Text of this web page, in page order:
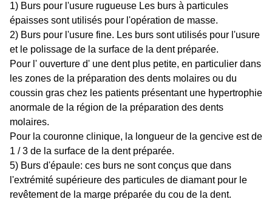
1) Burs pour l'usure rugueuse Les burs à particules
épaisses sont utilisés pour l'opération de masse.
2) Burs pour l'usure fine. Les burs sont utilisés pour l'usure
et le polissage de la surface de la dent préparée.
Pour l' ouverture d' une dent plus petite, en particulier dans
les zones de la préparation des dents molaires ou du
coussin gras chez les patients présentant une hypertrophie
anormale de la région de la préparation des dents
molaires.
Pour la couronne clinique, la longueur de la gencive est de
1 / 3 de la surface de la dent préparée.
5) Burs d'épaule: ces burs ne sont conçus que dans
l'extrémité supérieure des particules de diamant pour le
revêtement de la marge préparée du cou de la dent.